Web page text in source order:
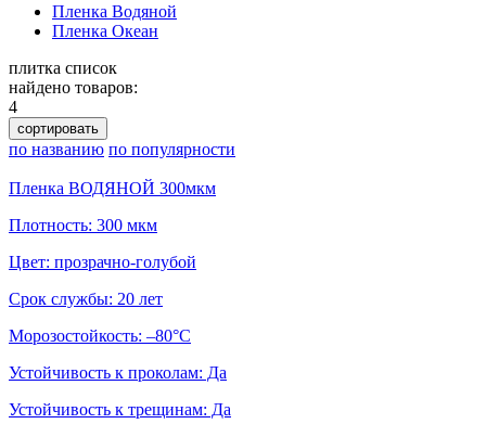
Пленка Водяной
Пленка Океан
плитка список
найдено товаров:
4
сортировать
по названию по популярности
Пленка ВОДЯНОЙ 300мкм
Плотность: 300 мкм
Цвет: прозрачно-голубой
Срок службы: 20 лет
Морозостойкость: –80°С
Устойчивость к проколам: Да
Устойчивость к трещинам: Да